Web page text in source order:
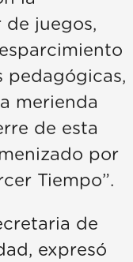
juegos,
pedagógicas,
merienda
de esta
por
Tiempo”.
de
expresó